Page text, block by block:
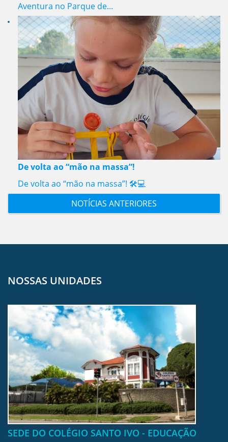
Aventura no Parque de...
De volta ao “mão na massa”!
De volta ao “mão na massa”! 🛠️💻
NOTÍCIAS ANTERIORES
NOSSAS UNIDADES
SEDE DO COLÉGIO SANTO IVO - EDUCAÇÃO